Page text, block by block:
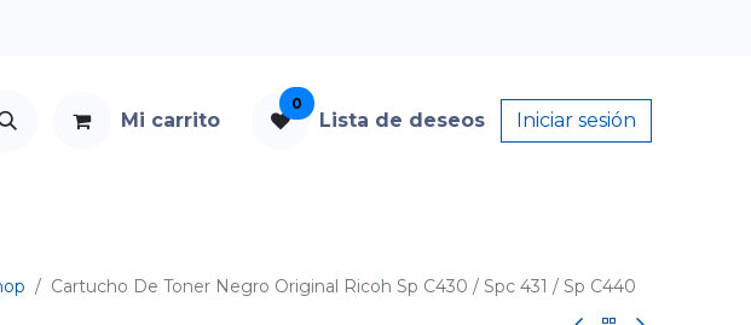
Mi carrito
0
Lista de deseos Iniciar sesión
Cartucho De Toner Negro Original Ricoh Sp C430 / Spc 431 / Sp C440